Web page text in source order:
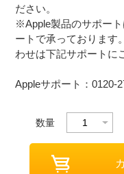
ださい。
※Apple製品のサポー
ートで承っております
わせは下記サポートに
Appleサポート：0120-
数量